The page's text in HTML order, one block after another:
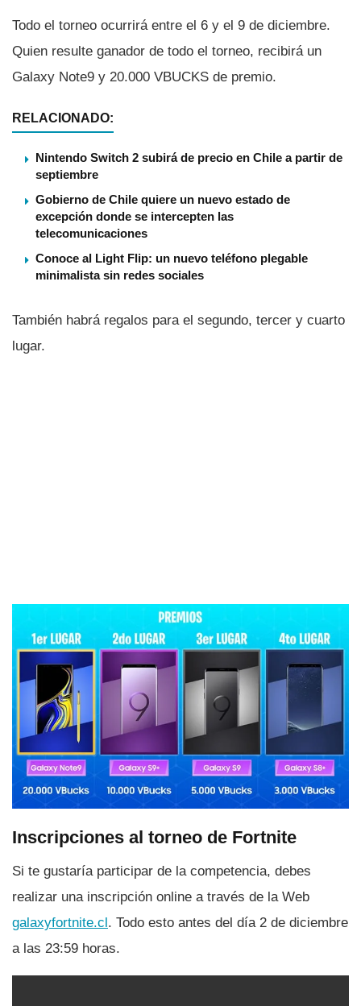
Todo el torneo ocurrirá entre el 6 y el 9 de diciembre.
Quien resulte ganador de todo el torneo, recibirá un
Galaxy Note9 y 20.000 VBUCKS de premio.
RELACIONADO:
Nintendo Switch 2 subirá de precio en Chile a partir de
septiembre
Gobierno de Chile quiere un nuevo estado de
excepción donde se intercepten las
telecomunicaciones
Conoce al Light Flip: un nuevo teléfono plegable
minimalista sin redes sociales
También habrá regalos para el segundo, tercer y cuarto
lugar.
Inscripciones al torneo de Fortnite
Si te gustarí­a participar de la competencia, debes
realizar una inscripción online a través de la Web
galaxyfortnite.cl . Todo esto antes del dí­a 2 de diciembre
a las 23:59 horas.